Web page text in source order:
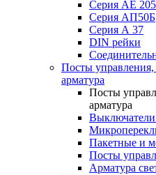
Серия АЕ
Серия АП50Б
Серия А 37
DIN рейки
Посты управления,
арматура
Посты
арматура
Пакетные и
Посты
Арматура